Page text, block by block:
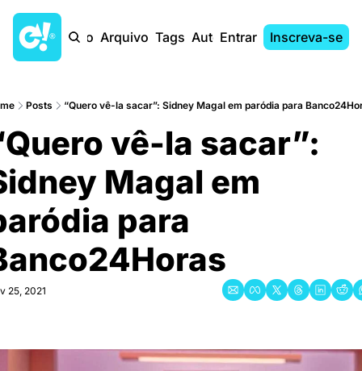
Início Arquivo Tags AutoresEntrar Inscreva-se
Posts “Quero vê-la sacar”: Sidney Magal em paródia para
vê-la sacar”:
Magal em
para
25, 2021